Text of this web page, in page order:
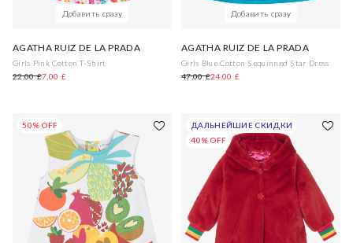
Добавить сразу
AGATHA RUIZ DE LA PRADA
Girls Pink Cotton T-Shirt
22,00 £7,00 £
Добавить сразу
AGATHA RUIZ DE LA PRADA
Girls Blue Cotton Sequinned Star Dress
47,00 £24,00 £
50% OFF
ДАЛЬНЕЙШИЕ СКИДКИ
40% OFF